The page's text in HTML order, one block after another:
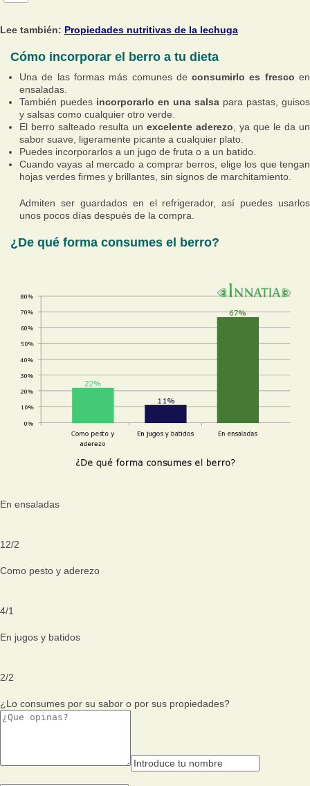
Lee también: Propiedades nutritivas de la lechuga
Cómo incorporar el berro a tu dieta
Una de las formas más comunes deconsumirlo es fresco en
ensaladas.
También puedes incorporarlo en una salsa para pastas, guisos
y salsas como cualquier otro verde.
El berro salteado resulta un excelente aderezo , ya que le da un
sabor suave, ligeramente picante a cualquier plato.
Puedes incorporarlos a un jugo de fruta o a un batido.
Cuando vayas al mercado a comprar berros, elige los que tengan
hojas verdes firmes y brillantes, sin signos de marchitamiento.
Admiten ser guardados en el refrigerador, así puedes usarlos
unos pocos días después de la compra.
¿De qué forma consumes el berro?
En ensaladas
12/2
Como pesto y aderezo
4/1
En jugos y batidos
2/2
¿Lo consumes por su sabor o por sus propiedades?